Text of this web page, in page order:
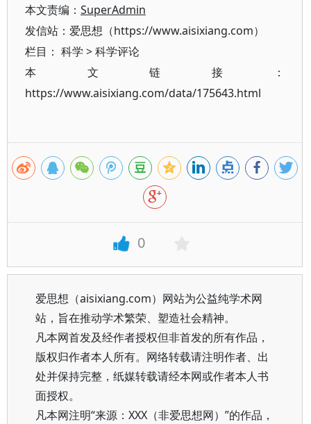
本文责编： SuperAdmin
发信站：爱思想（https://www.aisixiang.com）
栏目： 科学 >科学评论
本文链接：
https://www.aisixiang.com/data/175643.html
0
爱思想（aisixiang.com）网站为公益纯学术网
站，旨在推动学术繁荣、塑造社会精神。
凡本网首发及经作者授权但非首发的所有作品，
版权归作者本人所有。网络转载请注明作者、出
处并保持完整，纸媒转载请经本网或作者本人书
面授权。
凡本网注明“来源：XXX（非爱思想网）”的作品，